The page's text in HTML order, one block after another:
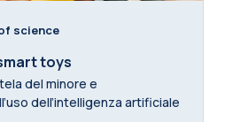
science
toys
del minore e
dell’intelligenza artificiale